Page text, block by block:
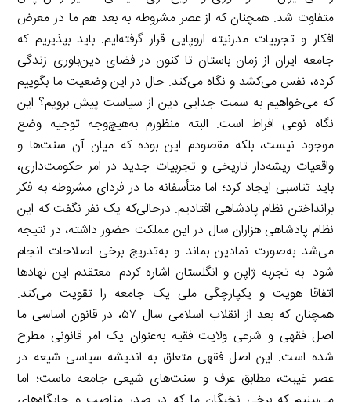
متفاوت شد. همچنان که از عصر مشروطه به بعد هم ما در معرض
افکار و تجربیات مدرنیته اروپایی قرار گرفته‌ایم. باید بپذیریم که
جامعه ایران از زمان باستان تا کنون در فضای دین‌باوری زندگی
کرده، نفس می‌کشد و نگاه می‌کند. حال در این وضعیت ما بگوییم
که می‌خواهیم به سمت جدایی دین از سیاست پیش برویم؟ این
نگاه نوعی افراط است. البته منظورم به‌هیچ‌وجه توجیه وضع
موجود نیست، بلکه مقصودم این بوده که میان آن سنت‌ها و
واقعیات ریشه‌دار تاریخی و تجربیات جدید در امر حکومت‌داری،
باید تناسبی ایجاد کرد؛ اما متأسفانه ما در فردای مشروطه به فکر
برانداختن نظام پادشاهی افتادیم. درحالی‌که یک نفر نگفت که این
نظام پادشاهی هزاران سال در این مملکت حضور داشته، در نتیجه
می‌شد به‌صورت نمادین بماند و به‌تدریج برخی اصلاحات انجام
شود. به تجربه ژاپن و انگلستان اشاره کردم. معتقدم این نهادها
اتفاقا هویت و یکپارچگی ملی یک جامعه را تقویت می‌کند.
همچنان که بعد از انقلاب اسلامی سال ۵۷، در قانون اساسی ما
اصل فقهی و شرعی ولایت ‌فقیه به‌عنوان یک امر قانونی مطرح
شده است. این اصل فقهی متعلق به اندیشه سیاسی شیعه در
عصر غیبت، مطابق عرف و سنت‌های شیعی جامعه ماست؛ اما